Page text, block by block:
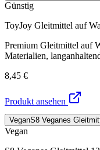
Günstig
ToyJoy Gleitmittel auf
Premium Gleitmittel auf
Materialien,
8,45 €
Produkt ansehen
VeganS8 Veganes
Vegan